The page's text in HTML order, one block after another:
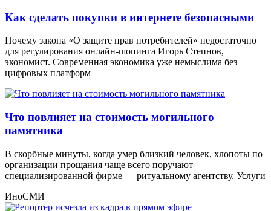
Как сделать покупки в интернете безопасными
Почему закона «О защите прав потребителей» недостаточно
для регулирования онлайн-шопинга Игорь Степнов,
экономист. Современная экономика уже немыслима без
цифровых платформ
Что повлияет на стоимость могильного
памятника
В скорбные минуты, когда умер близкий человек, хлопоты по
организации прощания чаще всего поручают
специализированной фирме — ритуальному агентству. Услуги
ИноСМИ